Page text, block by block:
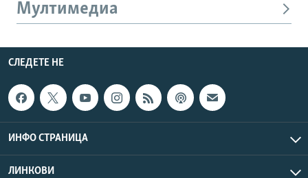
Мултимедиа
СЛЕДЕТЕ НЕ
ИНФО СТРАНИЦА
ЛИНКОВИ